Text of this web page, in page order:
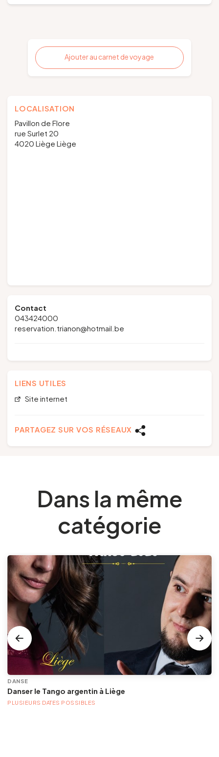
Ajouter au carnet de voyage
LOCALISATION
Pavillon de Flore
rue Surlet 20
4020 Liège Liège
Contact
043424000
reservation.trianon@hotmail.be
LIENS UTILES
Site internet
PARTAGEZ SUR VOS RÉSEAUX
Dans la même
catégorie
DANSE
Danser le Tango argentin à Liège
PLUSIEURS DATES POSSIBLES